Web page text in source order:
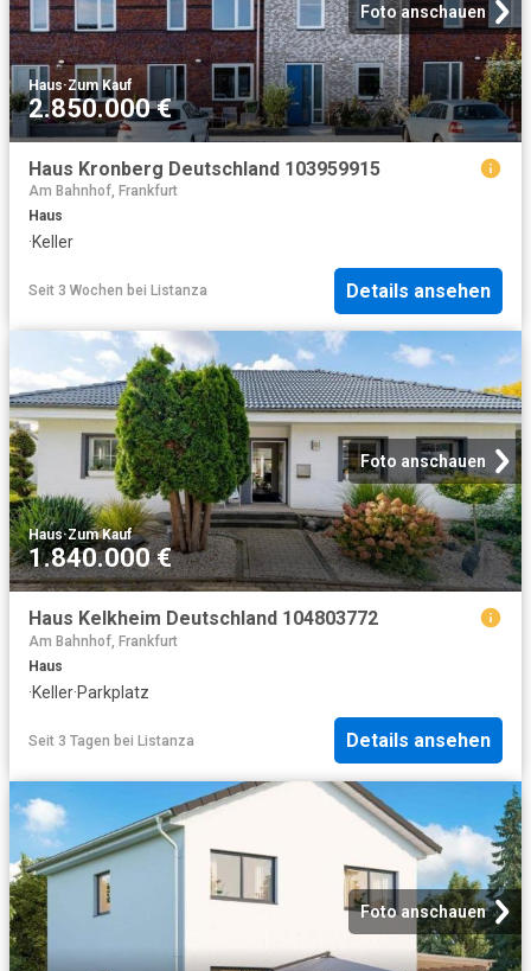
Foto anschauen
Haus·Zum Kauf
2.850.000 €
Haus Kronberg Deutschland 103959915
Am Bahnhof, Frankfurt
Haus
·Keller
Seit 3 Wochen bei Listanza Details ansehen
Foto anschauen
Haus·Zum Kauf
1.840.000 €
Haus Kelkheim Deutschland 104803772
Am Bahnhof, Frankfurt
Haus
·Keller·Parkplatz
Seit 3 Tagen bei Listanza Details ansehen
Foto anschauen